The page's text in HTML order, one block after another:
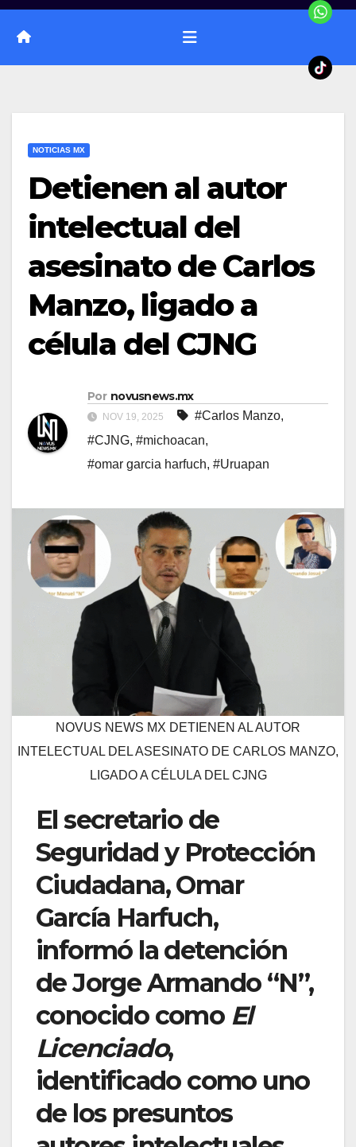
NOTICIAS MX
Detienen al autor
intelectual del
asesinato de Carlos
Manzo, ligado a
célula del CJNG
Por novusnews.mx
NOV 19, 2025 #Carlos Manzo,
#CJNG, #michoacan,
#omar garcia harfuch, #Uruapan
NOVUS NEWS MX DETIENEN AL AUTOR
INTELECTUAL DEL ASESINATO DE CARLOS MANZO,
LIGADO A CÉLULA DEL CJNG
El secretario de
Seguridad y Protección
Ciudadana, Omar
García Harfuch,
informó la detención
de Jorge Armando “N”,
conocido como El
Licenciado,
identificado como uno
de los presuntos